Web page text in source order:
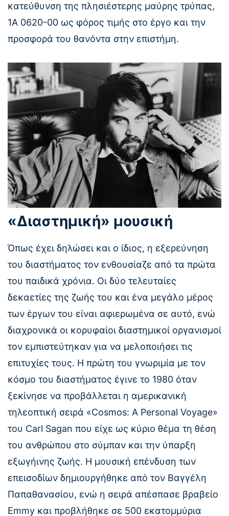
κατεύθυνση της πλησιέστερης μαύρης τρύπας,
1Α 0620-00 ως φόρος τιμής στο έργο και την
προσφορά του θανόντα στην επιστήμη.
«Διαστημική» μουσική
Όπως έχει δηλώσει και ο ίδιος, η εξερεύνηση
του διαστήματος τον ενθουσίαζε από τα πρώτα
του παιδικά χρόνια. Οι δύο τελευταίες
δεκαετίες της ζωής του και ένα μεγάλο μέρος
των έργων του είναι αφιερωμένα σε αυτό, ενώ
διαχρονικά οι κορυφαίοι διαστημικοί οργανισμοί
τον εμπιστεύτηκαν για να μελοποιήσει τις
επιτυχίες τους. Η πρώτη του γνωριμία με τον
κόσμο του διαστήματος έγινε το 1980 όταν
ξεκίνησε να προβάλλεται η αμερικανική
τηλεοπτική σειρά «Cosmos: A Personal Voyage»
του Carl Sagan που είχε ως κύριο θέμα τη θέση
του ανθρώπου στο σύμπαν και την ύπαρξη
εξωγήινης ζωής. Η μουσική επένδυση των
επεισοδίων δημιουργήθηκε από τον Βαγγέλη
Παπαθανασίου, ενώ η σειρά απέσπασε βραβείο
Emmy και προβλήθηκε σε 500 εκατομμύρια